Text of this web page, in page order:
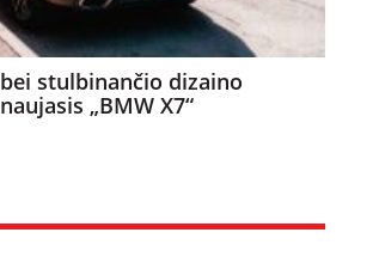
stulbinančio dizaino
„BMW X7“